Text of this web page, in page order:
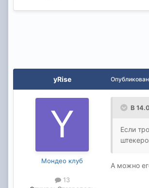
yRise
Мондео клуб
13
В
Если
А можно